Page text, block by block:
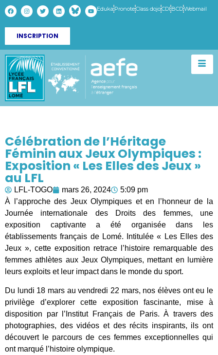
Eduka PronoteClass dojoCDI BCDWebmail
INSCRIPTION
Célébration de l’Héritage
Féminin aux Jeux Olympiques :
Exposition « Les Elles des Jeux »
au LFL
LFL-TOGO mars 26, 2024
5:09 pm
À l’approche des Jeux Olympiques et en l’honneur de la
Journée internationale des Droits des femmes, une
exposition captivante a été organisée dans les
établissements français de Lomé. Intitulée « Les Elles des
Jeux », cette exposition retrace l’histoire remarquable des
femmes athlètes aux Jeux Olympiques, mettant en lumière
leurs exploits et leur impact dans le monde du sport.
Du lundi 18 mars au vendredi 22 mars, nos élèves ont eu le
privilège d’explorer cette exposition fascinante, mise à
disposition par l’Institut Français de Paris. À travers des
photographies, des vidéos et des récits inspirants, ils ont
découvert le parcours de ces femmes exceptionnelles qui
ont marqué l’histoire olympique.